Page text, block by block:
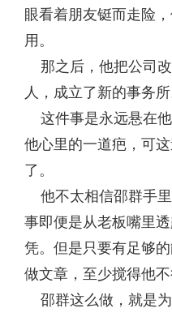
眼看着朋友铤而走险
用。
那之后，他把公司
人，成立了新的事务所
这件事是永远悬在
他心里的一道疤，可
了。
他不太相信邵群手
事即便是从老板嘴里
凭。但是只要有足够
做文章，至少搅得他不
邵群这么做，就是